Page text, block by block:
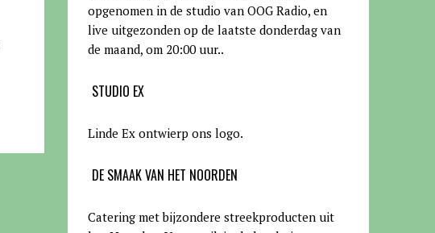
opgenomen in de studio van OOG Radio, en
live uitgezonden op de laatste donderdag van
de maand, om 20:00 uur..
STUDIO EX
Linde Ex ontwierp ons logo.
DE SMAAK VAN HET NOORDEN
Catering met bijzondere streekproducten uit